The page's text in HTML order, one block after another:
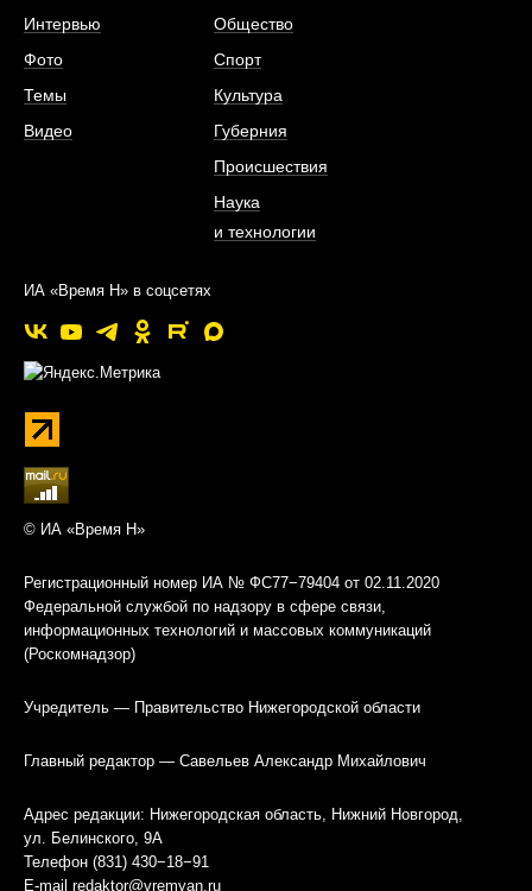
Интервью
Фото
Темы
Видео
Общество
Спорт
Культура
Губерния
Происшествия
Наука
и технологии
ИА «Время Н» в соцсетях
© ИА «Время Н»
Регистрационный номер ИА № ФС77−79404 от 02.11.2020
Федеральной службой по надзору в сфере связи,
информационных технологий и массовых коммуникаций
(Роскомнадзор)
Учредитель — Правительство Нижегородской области
Главный редактор — Савельев Александр Михайлович
Адрес редакции: Нижегородская область, Нижний Новгород,
ул. Белинского, 9А
Телефон (831) 430−18−91
E-mail redaktor@vremyan.ru